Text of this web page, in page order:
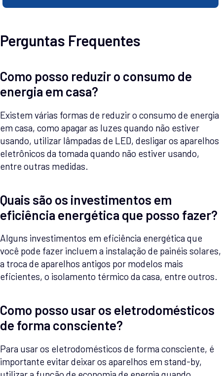
Perguntas Frequentes
Como posso reduzir o consumo de
energia em casa?
Existem várias formas de reduzir o consumo de energia
em casa, como apagar as luzes quando não estiver
usando, utilizar lâmpadas de LED, desligar os aparelhos
eletrônicos da tomada quando não estiver usando,
entre outras medidas.
Quais são os investimentos em
eficiência energética que posso fazer?
Alguns investimentos em eficiência energética que
você pode fazer incluem a instalação de painéis solares,
a troca de aparelhos antigos por modelos mais
eficientes, o isolamento térmico da casa, entre outros.
Como posso usar os eletrodomésticos
de forma consciente?
Para usar os eletrodomésticos de forma consciente, é
importante evitar deixar os aparelhos em stand-by,